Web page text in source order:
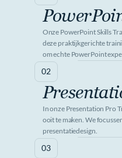
Onze PowerPoint Skills
deze praktijkgerichte
om echte PowerPoint
02
In onze Presentation Pro
ooit te maken. We
presentatiedesign.
03